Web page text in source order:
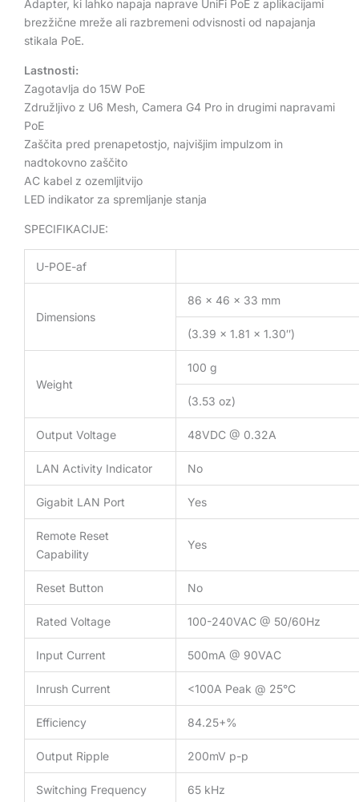
Adapter, ki lahko napaja naprave UniFi PoE z aplikacijami
brezžične mreže ali razbremeni odvisnosti od napajanja
stikala PoE.
Lastnosti:
Zagotavlja do 15W PoE
Združljivo z U6 Mesh, Camera G4 Pro in drugimi napravami
PoE
Zaščita pred prenapetostjo, najvišjim impulzom in
nadtokovno zaščito
AC kabel z ozemljitvijo
LED indikator za spremljanje stanja
SPECIFIKACIJE:
U-POE-af
Dimensions
86 x 46 x 33 mm
(3.39 x 1.81 x 1.30″)
Weight
100 g
(3.53 oz)
Output Voltage 48VDC @ 0.32A
LAN Activity Indicator No
Gigabit LAN Port Yes
Remote Reset
Capability
Yes
Reset Button No
Rated Voltage 100-240VAC @ 50/60Hz
Input Current 500mA @ 90VAC
Inrush Current <100A Peak @ 25°C
Efficiency 84.25+%
Output Ripple 200mV p-p
Switching Frequency 65 kHz